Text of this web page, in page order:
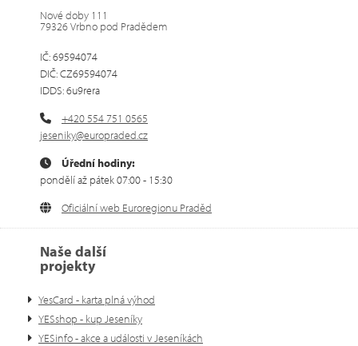
Nové doby 111
79326 Vrbno pod Pradědem
IČ: 69594074
DIČ: CZ69594074
IDDS: 6u9rera
+420 554 751 0565
jeseniky@europraded.cz
Úřední hodiny:
pondělí až pátek 07:00 - 15:30
Oficiální web Euroregionu Praděd
Naše další
projekty
YesCard - karta plná výhod
YESshop - kup Jeseníky
YESinfo - akce a události v Jeseníkách